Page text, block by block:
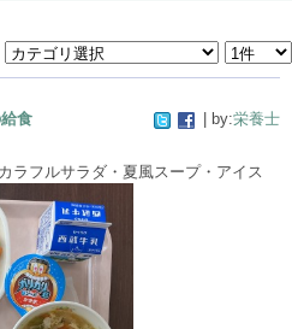
食 | by:栄養士
ラフルサラダ・夏風スープ・アイス